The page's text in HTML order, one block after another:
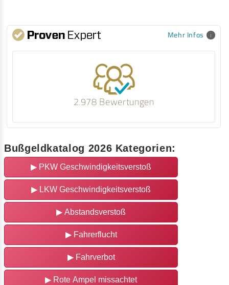
Mehr Infos
2.978 Bewertungen
Bußgeldkatalog 2026 Kategorien:
▶ PKW Geschwindigkeitsverstoß
▶ LKW Geschwindigkeitsverstoß
▶ Abstandsverstoß
▶Fahrerflucht
▶Fahrverbot
▶ Rote Ampel missachtet